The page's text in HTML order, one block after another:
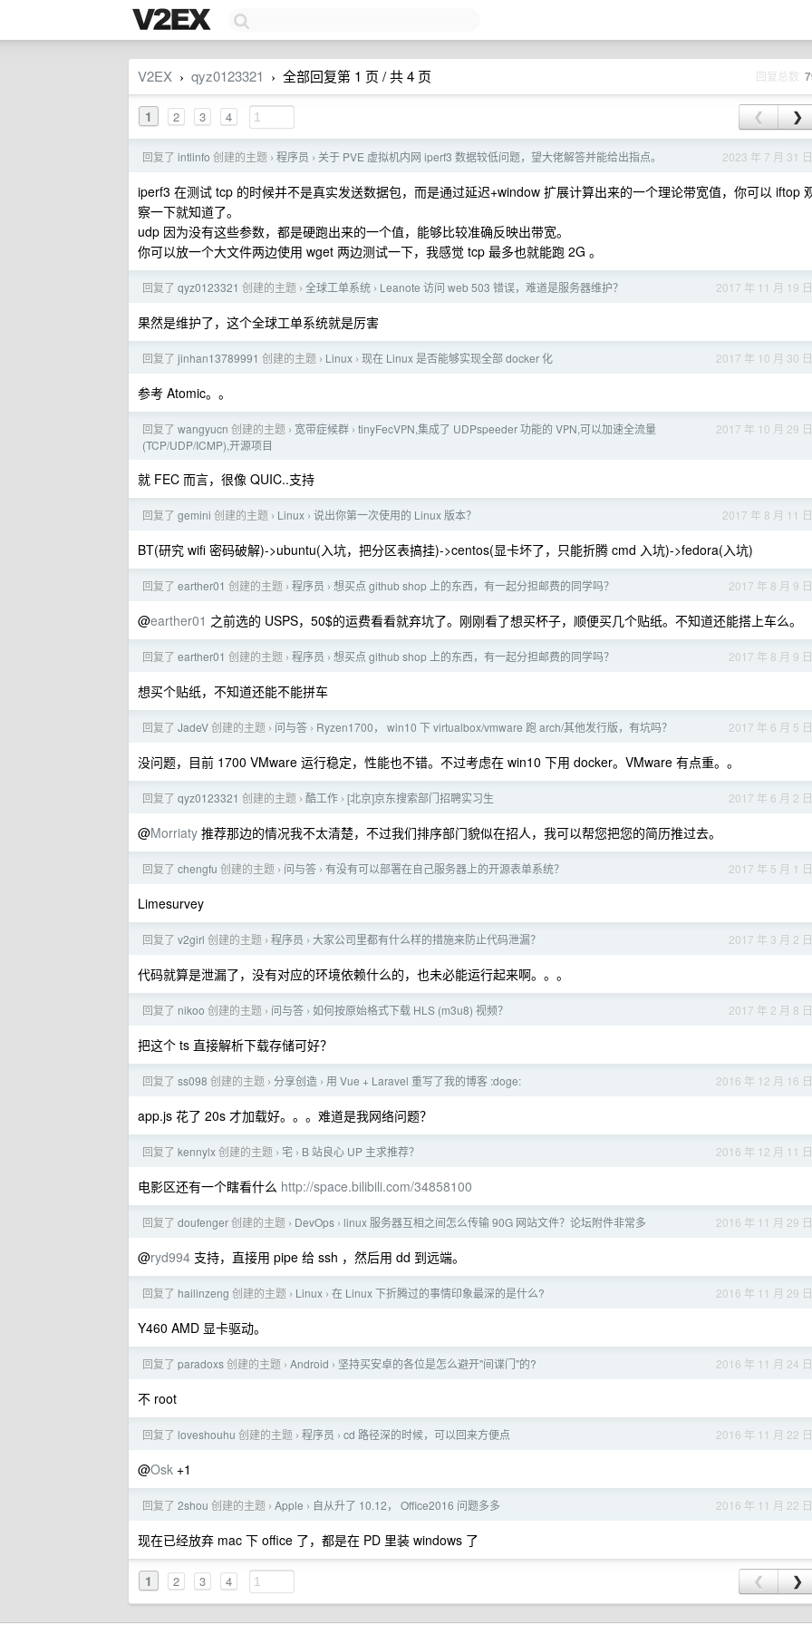
V2EX › qyz0123321 › 全部回复第 1 页 / 共 4 页 回复总数
1 2 3 4 ❮ ❯
2023 年 7 月 31 日
回复了 intlinfo 创建的主题 › 程序员 › 关于 PVE 虚拟机内网 iperf3 数据较低问题，望大佬解答并能给出指点。
iperf3 在测试 tcp 的时候并不是真实发送数据包，而是通过延迟+window 扩展计算出来的一个理论带宽值，你可以 iftop
察一下就知道了。
udp 因为没有这些参数，都是硬跑出来的一个值，能够比较准确反映出带宽。
你可以放一个大文件两边使用 wget 两边测试一下，我感觉 tcp 最多也就能跑 2G 。
2017 年 11 月 19 日
回复了 qyz0123321 创建的主题 › 全球工单系统 › Leanote 访问 web 503 错误，难道是服务器维护？
果然是维护了，这个全球工单系统就是厉害
2017 年 10 月 30 日
回复了 jinhan13789991 创建的主题 › Linux › 现在 Linux 是否能够实现全部 docker 化
参考 Atomic。。
2017 年 10 月 29 日
回复了 wangyucn 创建的主题 › 宽带症候群 › tinyFecVРN,集成了 UDPspeeder 功能的 VРN,可以加速全流量
(TCP/UDP/ICMP),开源项目
就 FEC 而言，很像 QUIC..支持
2017 年 8 月 11 日
回复了 gemini 创建的主题 › Linux › 说出你第一次使用的 Linux 版本？
BT(研究 wifi 密码破解)->ubuntu(入坑，把分区表搞挂)->centos(显卡坏了，只能折腾 cmd 入坑)->fedora(入坑)
2017 年 8 月 9 日
回复了 earther01 创建的主题 › 程序员 › 想买点 github shop 上的东西，有一起分担邮费的同学吗？
@earther01 之前选的 USPS，50$的运费看看就弃坑了。刚刚看了想买杯子，顺便买几个贴纸。不知道还能搭上车么。
2017 年 8 月 9 日
回复了 earther01 创建的主题 › 程序员 › 想买点 github shop 上的东西，有一起分担邮费的同学吗？
想买个贴纸，不知道还能不能拼车
2017 年 6 月 5 日
回复了 JadeV创建的主题 › 问与答 › Ryzen1700， win10 下 virtualbox/vmware 跑 arch/其他发行版，有坑吗？
没问题，目前 1700 VMware 运行稳定，性能也不错。不过考虑在 win10 下用 docker。VMware 有点重。。
2017 年 6 月 2 日
回复了 qyz0123321 创建的主题 › 酷工作 › [北京]京东搜索部门招聘实习生
@Morriaty 推荐那边的情况我不太清楚，不过我们排序部门貌似在招人，我可以帮您把您的简历推过去。
2017 年 5 月 1 日
回复了 chengfu 创建的主题 › 问与答 › 有没有可以部署在自己服务器上的开源表单系统？
Limesurvey
2017 年 3 月 2 日
回复了 v2girl 创建的主题 › 程序员 › 大家公司里都有什么样的措施来防止代码泄漏？
代码就算是泄漏了，没有对应的环境依赖什么的，也未必能运行起来啊。。。
2017 年 2 月 8 日
回复了 nikoo 创建的主题 › 问与答 › 如何按原始格式下载 HLS (m3u8) 视频？
把这个 ts 直接解析下载存储可好？
2016 年 12 月 16 日
回复了 ss098 创建的主题 › 分享创造 › 用 Vue + Laravel 重写了我的博客 :doge:
app.js 花了 20s 才加载好。。。难道是我网络问题？
2016 年 12 月 11 日
回复了 kennylx创建的主题 › 宅 › B 站良心 UP 主求推荐？
电影区还有一个瞎看什么 http://space.bilibili.com/34858100
2016 年 11 月 29 日
回复了 doufenger创建的主题 › DevOps › linux 服务器互相之间怎么传输 90G 网站文件？论坛附件非常多
@ryd994 支持，直接用 pipe 给 ssh ，然后用 dd 到远端。
2016 年 11 月 29 日
回复了 hailinzeng 创建的主题 › Linux › 在 Linux 下折腾过的事情印象最深的是什么?
Y460 AMD 显卡驱动。
2016 年 11 月 24 日
回复了 paradoxs创建的主题 › Android › 坚持买安卓的各位是怎么避开"间谍门"的?
不 root
2016 年 11 月 22 日
回复了 loveshouhu 创建的主题 › 程序员 › cd 路径深的时候，可以回来方便点
@Osk +1
2016 年 11 月 22 日
回复了 2shou 创建的主题 › Apple › 自从升了 10.12， Office2016 问题多多
现在已经放弃 mac 下 office 了，都是在 PD 里装 windows 了
1 2 3 4 ❮ ❯